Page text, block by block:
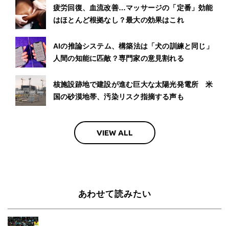
疲労回復、血流改善…マッサージの「定番」効能
はほとんど根拠なし？最大の効果はこれ
AIの推論システム、構築法は「犬の訓練と同じ」
人間の知能に匹敵？専門家の意見割れる
核施設跡地で建設が進む巨大な太陽光発電所 米
国の砂漠地帯、汚染リスク指摘する声も
VIEW ALL
あわせて読みたい